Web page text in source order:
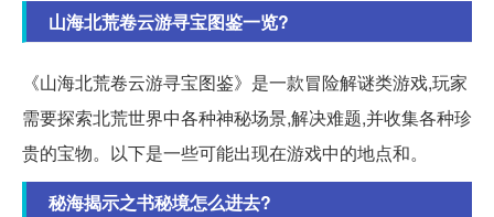
山海北荒卷云游寻宝图鉴一览?
《山海北荒卷云游寻宝图鉴》是一款冒险解谜类游戏,玩家
需要探索北荒世界中各种神秘场景,解决难题,并收集各种珍
贵的宝物。以下是一些可能出现在游戏中的地点和。
秘海揭示之书秘境怎么进去?